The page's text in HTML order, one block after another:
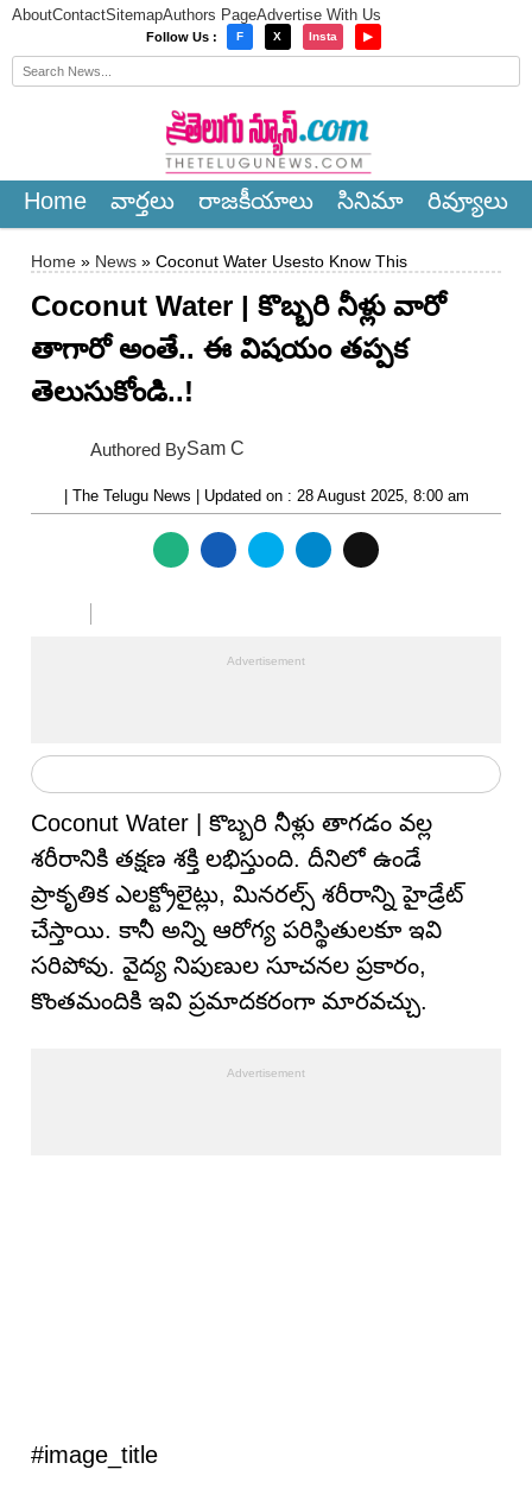
AboutContactSitemapAuthors PageAdvertise With Us
Follow Us : F X Insta ▶
Home వార్త‌లు రాజ‌కీయాలు సినిమా రివ్యూలు
Home » News » Coconut Water Usesto Know This
Coconut Water | కొబ్బ‌రి నీళ్లు వారో
తాగారో అంతే.. ఈ విష‌యం త‌ప్ప‌క
తెలుసుకోండి..!
Authored BySam C
| The Telugu News | Updated on : 28 August 2025, 8:00 am
Coconut Water | కొబ్బరి నీళ్లు తాగడం వల్ల
శరీరానికి తక్షణ శక్తి లభిస్తుంది. దీనిలో ఉండే
ప్రాకృతిక ఎలక్ట్రోలైట్లు, మినరల్స్ శరీరాన్ని హైడ్రేట్
చేస్తాయి. కానీ అన్ని ఆరోగ్య పరిస్థితులకూ ఇవి
సరిపోవు. వైద్య నిపుణుల సూచనల ప్రకారం,
కొంతమందికి ఇవి ప్రమాదకరంగా మారవచ్చు.
#image_title